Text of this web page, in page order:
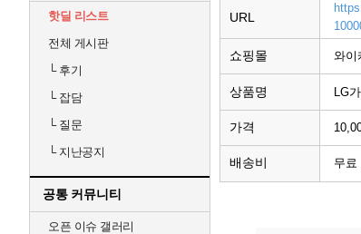
핫딜 리스트
전체 게시판
└후기
└잡담
└질문
└지난공지
공통 커뮤니티
오픈 이슈 갤러리
URL
쇼핑몰 와이
상품명 LG
가격
배송비 무료